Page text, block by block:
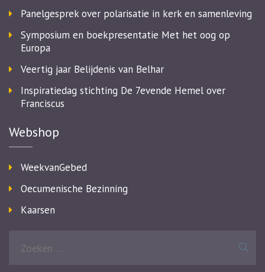
Panelgesprek over polarisatie in kerk en samenleving
Symposium en boekpresentatie Met het oog op
Europa
Veertig jaar Belijdenis van Belhar
Inspiratiedag stichting De 7evende Hemel over
Franciscus
Webshop
WeekvanGebed
Oecumenische Bezinning
Kaarsen